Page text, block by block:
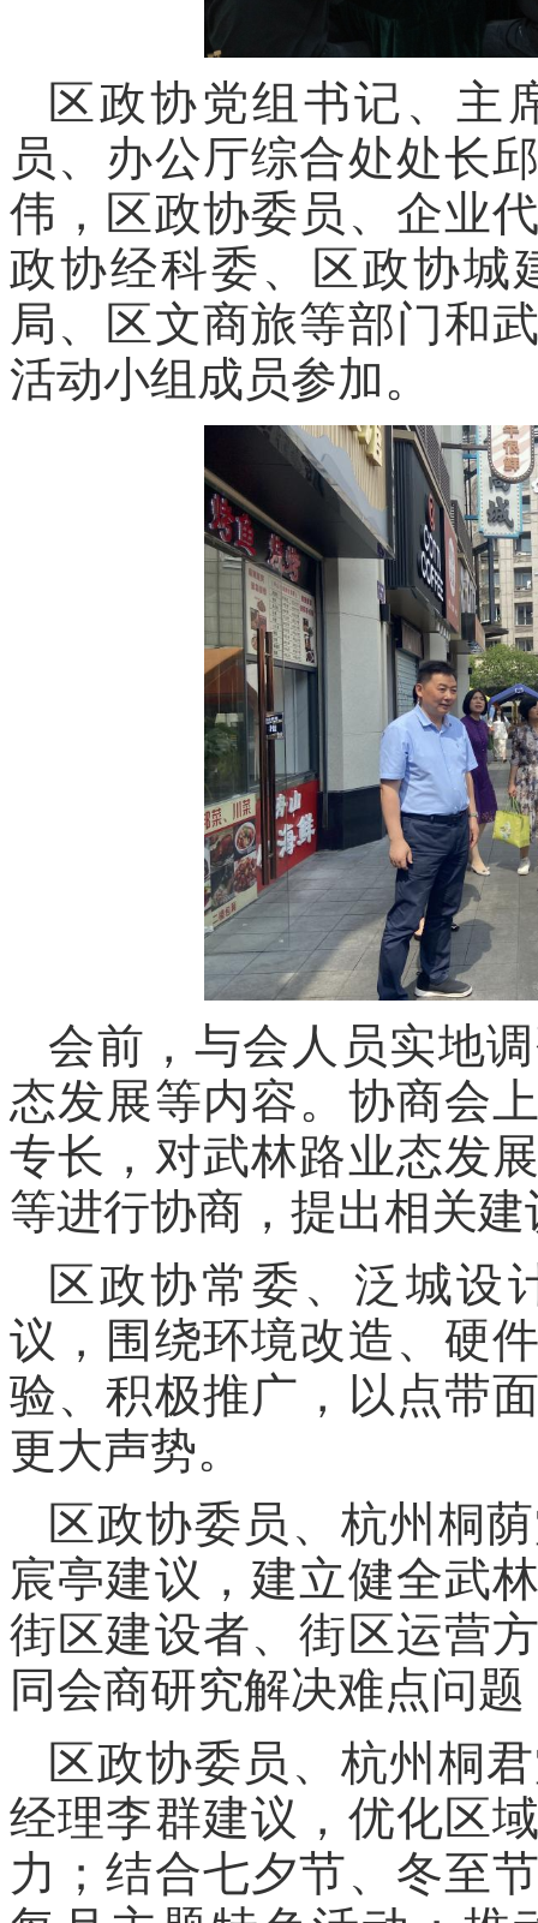
区政协党组书记、主
员、办公厅综合处处长
伟，区政协委员、企业
政协经科委、区政协城
局、区文商旅等部门和
活动小组成员参加。
会前，与会人员实地
态发展等内容。协商会
专长，对武林路业态发
等进行协商，提出相关建
区政协常委、泛城设
议，围绕环境改造、硬
验、积极推广，以点带
更大声势。
区政协委员、杭州桐
宸亭建议，建立健全武
街区建设者、街区运营
同会商研究解决难点问
区政协委员、杭州桐
经理李群建议，优化区
力；结合七夕节、冬至